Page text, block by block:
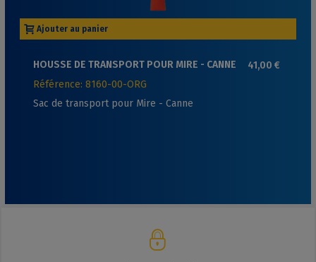
Ajouter au panier
HOUSSE DE TRANSPORT POUR MIRE - CANNE 41,00 €
Référence: 8160-00-ORG
Sac de transport pour Mire - Canne